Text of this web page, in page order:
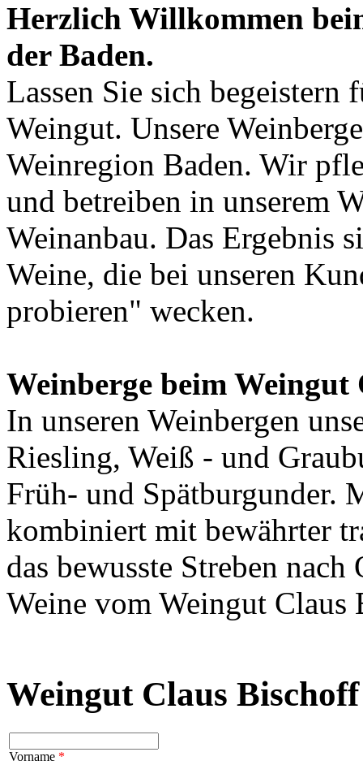
Herzlich Willkommen
der Baden.
Lassen Sie sich begeistern
Weingut. Unsere
Weinregion Baden. Wir
und betreiben in unserem
Weinanbau. Das Ergebnis
Weine, die bei unseren
probieren" wecken.
Weinberge beim Weingut
In unseren Weinbergen
Riesling, Weiß - und
Früh- und Spätburgunder.
kombiniert mit bewährter
das bewusste Streben
Weine vom Weingut
Weingut Claus
Vorname *